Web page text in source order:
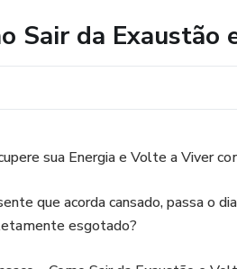
Sair da Exaustão
sua Energia e Volte a Viver
que acorda cansado, passa o
esgotado?